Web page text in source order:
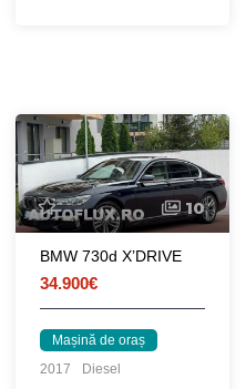
10
BMW 730d X’DRIVE
34.900€
Mașină de oraș
2017
Diesel